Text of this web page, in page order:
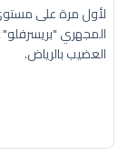
لأول مرة على
العضيب بالرياض.